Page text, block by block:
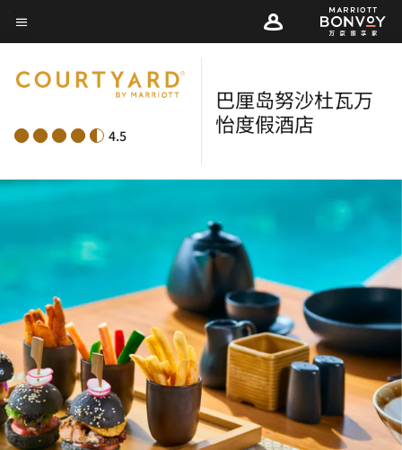
Skip
to
content
菜单文本
4.5
巴厘岛努沙杜瓦万
怡度假酒店